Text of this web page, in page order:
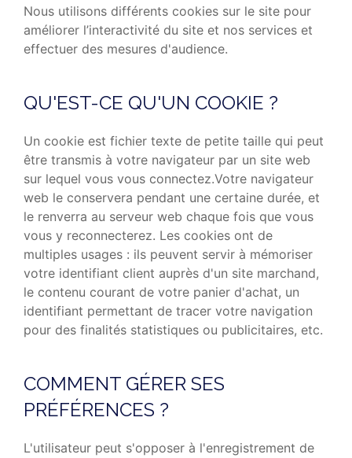
Nous utilisons différents cookies sur le site pour
améliorer l’interactivité du site et nos services et
effectuer des mesures d'audience.
QU'EST-CE QU'UN COOKIE ?
Un cookie est fichier texte de petite taille qui peut
être transmis à votre navigateur par un site web
sur lequel vous vous connectez.Votre navigateur
web le conservera pendant une certaine durée, et
le renverra au serveur web chaque fois que vous
vous y reconnecterez. Les cookies ont de
multiples usages : ils peuvent servir à mémoriser
votre identifiant client auprès d'un site marchand,
le contenu courant de votre panier d'achat, un
identifiant permettant de tracer votre navigation
pour des finalités statistiques ou publicitaires, etc.
COMMENT GÉRER SES
PRÉFÉRENCES ?
L'utilisateur peut s'opposer à l'enregistrement de